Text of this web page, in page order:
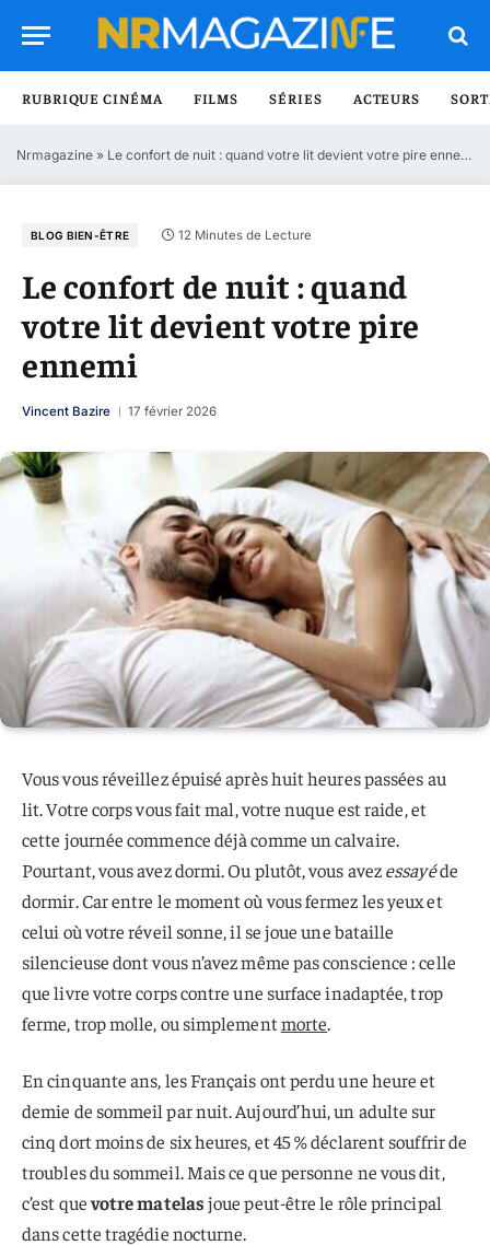
RUBRIQUE CINÉMA FILMS SÉRIES ACTEURS
Nrmagazine » Le confort de nuit : quand votre lit devient votre pire ennemi
BLOG BIEN-ÊTRE 12 Minutes de Lecture
Le confort de nuit : quand
votre lit devient votre pire
ennemi
Vincent Bazire 17 février 2026
Vous vous réveillez épuisé après huit heures passées au
lit. Votre corps vous fait mal, votre nuque est raide, et
cette journée commence déjà comme un calvaire.
Pourtant, vous avez dormi. Ou plutôt, vous avezessayéde
dormir. Car entre le moment où vous fermez les yeux et
celui où votre réveil sonne, il se joue une bataille
silencieuse dont vous n’avez même pas conscience : celle
que livre votre corps contre une surface inadaptée, trop
ferme, trop molle, ou simplementmorte.
En cinquante ans, les Français ont perdu une heure et
demie de sommeil par nuit. Aujourd’hui, un adulte sur
cinq dort moins de six heures, et 45 % déclarent souffrir de
troubles du sommeil. Mais ce que personne ne vous dit,
c’est quevotre matelasjoue peut-être le rôle principal
dans cette tragédie nocturne.